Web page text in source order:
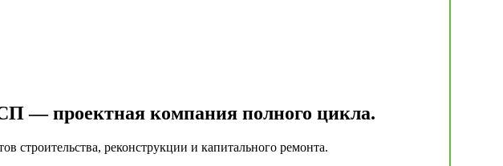
— проектная компания полного цикла.
строительства, реконструкции и капитального ремонта.